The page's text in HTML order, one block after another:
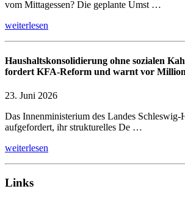
vom Mittagessen? Die geplante Umst …
weiterlesen
Haushaltskonsolidierung ohne sozialen
fordert KFA-Reform und warnt vor
23. Juni 2026
Das Innenministerium des Landes Schleswig-
aufgefordert, ihr strukturelles De …
weiterlesen
Links